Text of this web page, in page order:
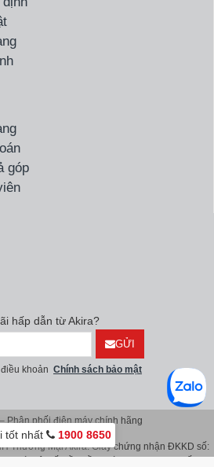
góp
hấp dẫn từ Akira?
GỬI
khoản Chính sách bảo mật
Phân phối điện máy chính hãng
Thương Mại Akira. Giấy chứng nhận ĐKKD số:
tốt nhất 1900 8650